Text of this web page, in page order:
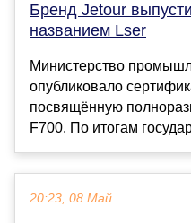
Бренд Jetour
названием Lser
Министерство
опубликовало
посвящённую
F700. По итогам
20:23, 08 Май